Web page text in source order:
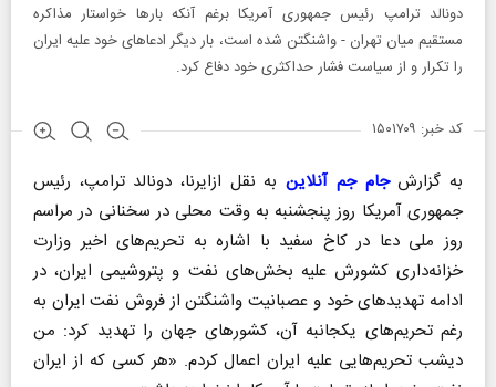
دونالد ترامپ رئیس جمهوری آمریکا برغم آنکه بار‌ها خواستار مذاکره
مستقیم میان تهران - واشنگتن شده است، بار دیگر ادعا‌های خود علیه ایران
را تکرار و از سیاست فشار حداکثری خود دفاع کرد.
کد خبر: ۱۵۰۱۷۰۹
به گزارشجام جم آنلاینبه نقل ازایرنا، دونالد ترامپ، رئیس
جمهوری آمریکا روز پنجشنبه به وقت محلی در سخنانی در مراسم
روز ملی دعا در کاخ سفید با اشاره به تحریم‌های اخیر وزارت
خزانه‌داری کشورش علیه بخش‌های نفت و پتروشیمی ایران، در
ادامه تهدید‌های خود و عصبانیت واشنگتن از فروش نفت ایران به
رغم تحریم‌های یکجانبه آن، کشور‌های جهان را تهدید کرد: من
دیشب تحریم‌هایی علیه ایران اعمال کردم. «هر کسی که از ایران